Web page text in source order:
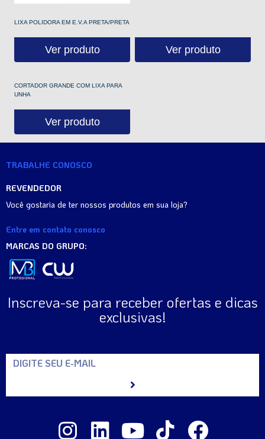
LIXA POLIDORA EM E.V.A PRETA/PRETA
Ver produto Ver produto
CORTADOR GRANDE COM LIXA PARA
UNHA
Ver produto
TRABALHE CONOSCO
REVENDEDOR
Você gostaria de ter nossos produtos em sua loja?
Entre em contato conosco
MARCAS DO GRUPO:
Inscreva-se para receber ofertas e dicas
exclusivas!